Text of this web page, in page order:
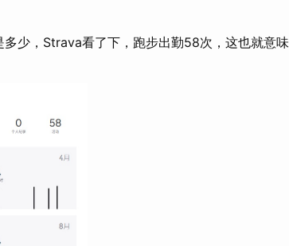
少，Strava看了下，跑步出勤58次，这也就意味